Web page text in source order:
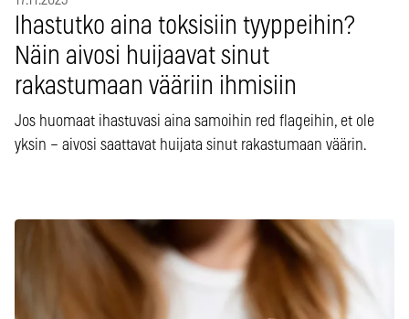
Ihastutko aina toksisiin tyyppeihin?
Näin aivosi huijaavat sinut
rakastumaan vääriin ihmisiin
Jos huomaat ihastuvasi aina samoihin red flageihin, et ole
yksin – aivosi saattavat huijata sinut rakastumaan väärin.